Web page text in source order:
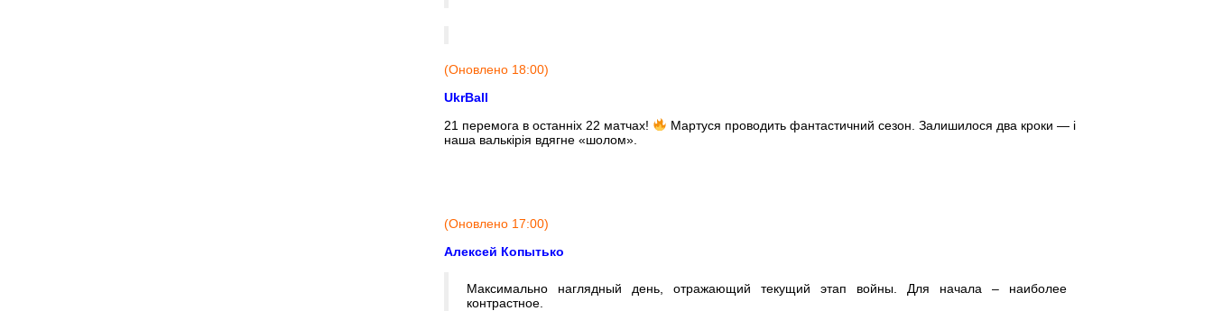
(Оновлено 18:00)
UkrBall
21 перемога в останніх 22 матчах!
Мартуся проводить фантастичний сезон. Залишилося два кроки — і
наша валькірія вдягне «шолом».
(Оновлено 17:00)
Алексей Копытько
Максимально наглядный день, отражающий текущий этап войны. Для начала – наиболее
контрастное.